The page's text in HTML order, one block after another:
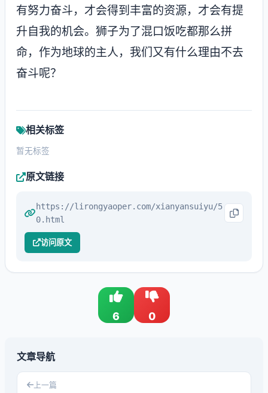
有努力奋斗，才会得到丰富的资源，才会有提
升自我的机会。狮子为了混口饭吃都那么拼
命，作为地球的主人，我们又有什么理由不去
奋斗呢？
相关标签
暂无标签
原文链接
https://lirongyaoper.com/xianyansuiyu/5
0.html
访问原文
6 0
文章导航
上一篇